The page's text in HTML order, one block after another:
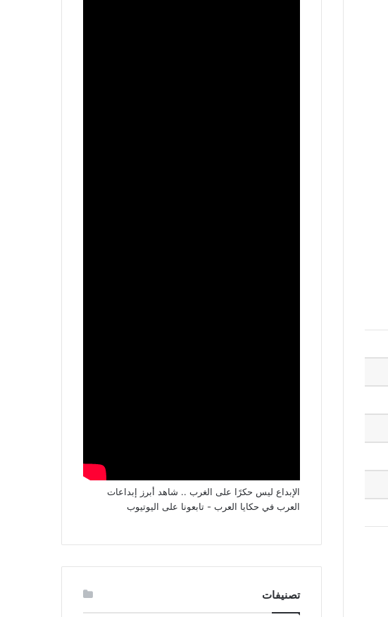
الإبداع ليس حكرًا على الغرب .. شاهد أبرز إبداعات
العرب في حكايا العرب - تابعونا على اليوتيوب
تصنيفات